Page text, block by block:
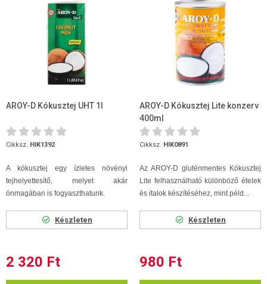
AROY-D Kókusztej UHT 1l
Cikksz. HIK1392
A kókusztej egy ízletes növényi
tejhelyettesítő, melyet akár
önmagában is fogyaszthatunk.
Készleten
2 320 Ft
AROY-D Kókusztej Lite konzerv
400ml
Cikksz. HIK0891
Az AROY-D gluténmentes Kókusztej
Lite felhasználható különböző ételek
és italok készítéséhez, mint péld...
Készleten
980 Ft